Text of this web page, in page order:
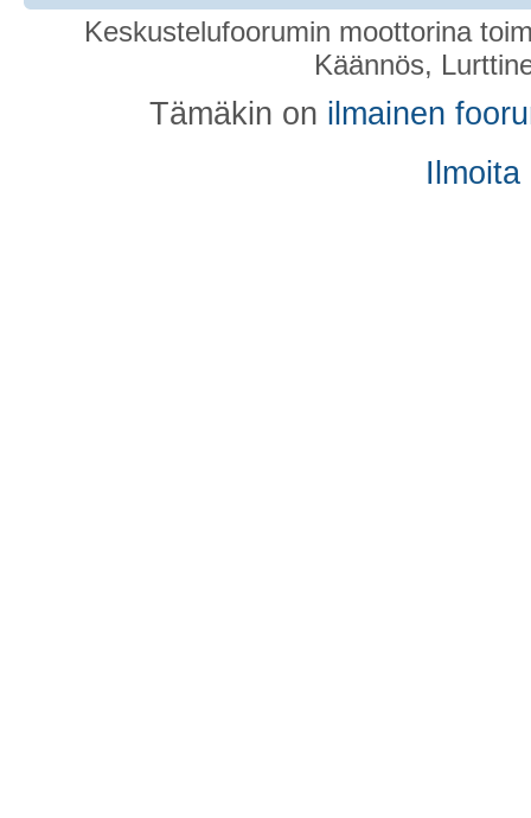
Keskustelufoorumin moottorina
Käännös,
Tämäkin on ilmainen